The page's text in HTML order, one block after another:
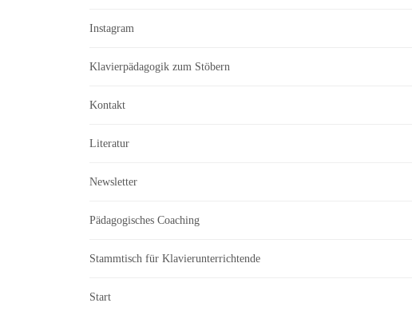
Instagram
Klavierpädagogik zum Stöbern
Kontakt
Literatur
Newsletter
Pädagogisches Coaching
Stammtisch für Klavierunterrichtende
Start